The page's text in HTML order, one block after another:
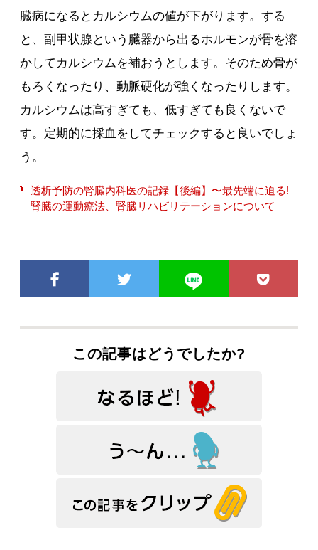
臓病になるとカルシウムの値が下がります。する
と、副甲状腺という臓器から出るホルモンが骨を溶
かしてカルシウムを補おうとします。そのため骨が
もろくなったり、動脈硬化が強くなったりします。
カルシウムは高すぎても、低すぎても良くないで
す。定期的に採血をしてチェックすると良いでしょ
う。
透析予防の腎臓内科医の記録【後編】〜最先端に迫る!
腎臓の運動療法、腎臓リハビリテーションについて
この記事はどうでしたか?